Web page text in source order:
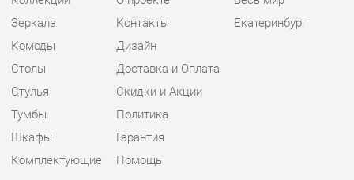
Комоды
Столы
Стулья
Тумбы
Шкафы
Комплектующие
Дизайн
Доставка и Оплата
Скидки и Акции
Политика
Гарантия
Помощь
КОНТАКТЫ